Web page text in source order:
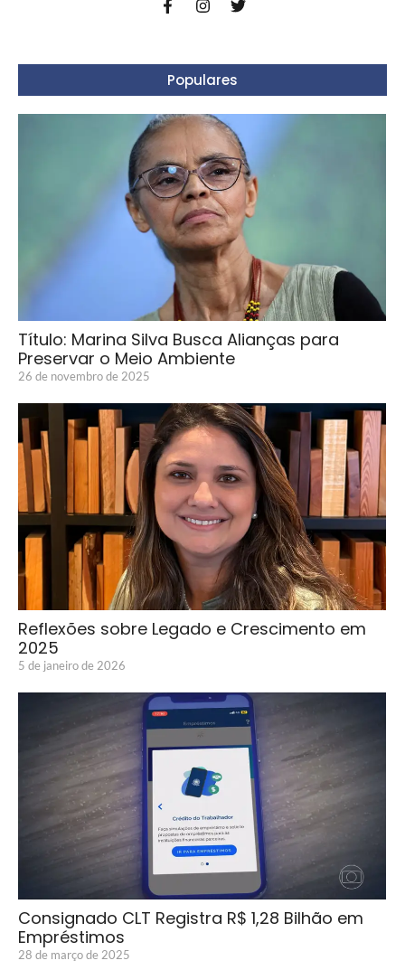
Populares
Título: Marina Silva Busca Alianças para
Preservar o Meio Ambiente
26 de novembro de 2025
Reflexões sobre Legado e Crescimento em
2025
5 de janeiro de 2026
Consignado CLT Registra R$ 1,28 Bilhão em
Empréstimos
28 de março de 2025